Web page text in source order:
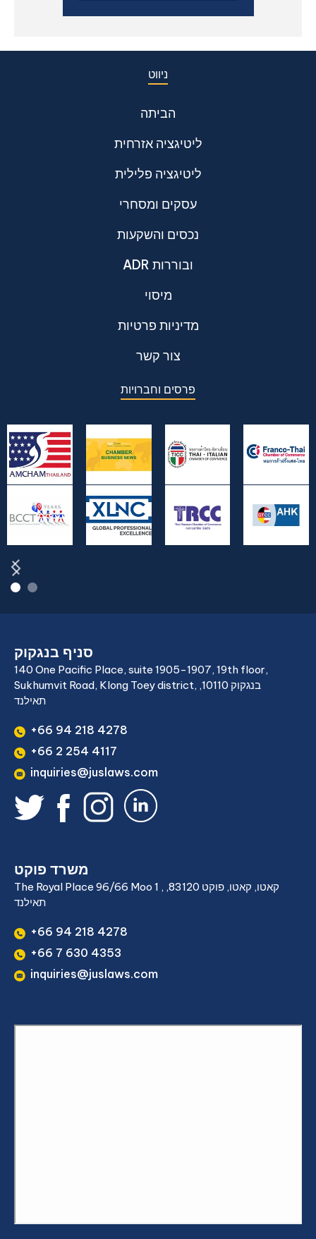
ניווט
הביתה
ליטיגציה אזרחית
ליטיגציה פלילית
עסקים ומסחרי
נכסים והשקעות
ADR ובוררות
מיסוי
מדיניות פרטיות
צור קשר
פרסים וחברויות
סניף בנגקוק
140 One Pacific Place, suite 1905-1907, 19th floor,
Sukhumvit Road, Klong Toey district, בנגקוק 10110,
תאילנד
+66 94 218 4278
+66 2 254 4117
inquiries@juslaws.com
משרד פוקט
The Royal Place 96/66 Moo 1 , קאטו, קאטו, פוקט 83120,
תאילנד
+66 94 218 4278
+66 7 630 4353
inquiries@juslaws.com